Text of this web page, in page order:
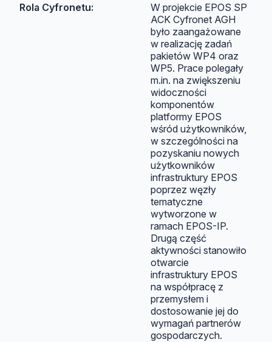
Rola Cyfronetu:
W projekcie EPOS SP
ACK Cyfronet AGH
było zaangażowane
w realizację zadań
pakietów WP4 oraz
WP5. Prace polegały
m.in. na zwiększeniu
widoczności
komponentów
platformy EPOS
wśród użytkowników,
w szczególności na
pozyskaniu nowych
użytkowników
infrastruktury EPOS
poprzez węzły
tematyczne
wytworzone w
ramach EPOS-IP.
Drugą część
aktywności stanowiło
otwarcie
infrastruktury EPOS
na współpracę z
przemysłem i
dostosowanie jej do
wymagań partnerów
gospodarczych.